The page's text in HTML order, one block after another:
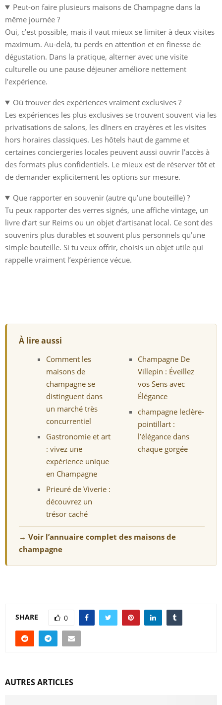
Peut-on faire plusieurs maisons de Champagne dans la
même journée ?
Oui, c’est possible, mais il vaut mieux se limiter à deux visites
maximum. Au-delà, tu perds en attention et en finesse de
dégustation. Dans la pratique, alterner avec une visite
culturelle ou une pause déjeuner améliore nettement
l’expérience.
Où trouver des expériences vraiment exclusives ?
Les expériences les plus exclusives se trouvent souvent via les
privatisations de salons, les dîners en crayères et les visites
hors horaires classiques. Les hôtels haut de gamme et
certaines conciergeries locales peuvent aussi ouvrir l’accès à
des formats plus confidentiels. Le mieux est de réserver tôt et
de demander explicitement les options sur mesure.
Que rapporter en souvenir (autre qu’une bouteille) ?
Tu peux rapporter des verres signés, une affiche vintage, un
livre d’art sur Reims ou un objet d’artisanat local. Ce sont des
souvenirs plus durables et souvent plus personnels qu’une
simple bouteille. Si tu veux offrir, choisis un objet utile qui
rappelle vraiment l’expérience vécue.
À lire aussi
Comment les
maisons de
champagne se
distinguent dans
un marché très
concurrentiel
Gastronomie et art
: vivez une
expérience unique
en Champagne
Prieuré de Viverie :
découvrez un
trésor caché
Champagne De
Villepin : Éveillez
vos Sens avec
Élégance
champagne leclère-
pointillart :
l’élégance dans
chaque gorgée
→ Voir l’annuaire complet des maisons de
champagne
SHARE 0
AUTRES ARTICLES